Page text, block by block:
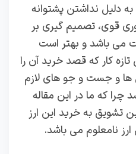
دلیل نداشتن پشتوانه
قوی، تصمیم گیری بر
می باشد و بهتر است
کار که قصد خرید آن را
ها و جست و جو های لازم
چرا که ما در این مقاله
به خرید این ارز
نامعلوم می باشد.